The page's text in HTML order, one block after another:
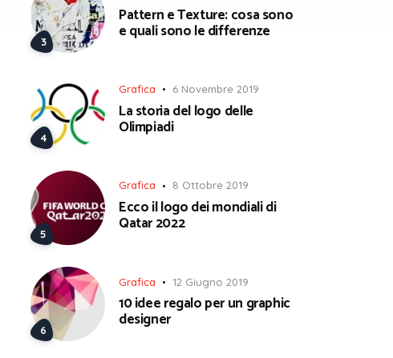
Pattern e Texture: cosa sono
e quali sono le differenze
Grafica 6 Novembre 2019
La storia del logo delle
Olimpiadi
Grafica 8 Ottobre 2019
Ecco il logo dei mondiali di
Qatar 2022
Grafica 12 Giugno 2019
10 idee regalo per un graphic
designer